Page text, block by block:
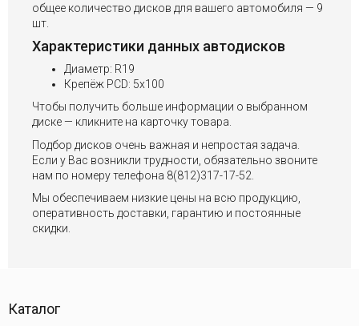
общее количество дисков для вашего автомобиля — 9
шт.
Характеристики данных автодисков
Диаметр: R19
Крепёж PCD: 5x100
Чтобы получить больше информации о выбранном
диске — кликните на карточку товара.
Подбор дисков очень важная и непростая задача.
Если у Вас возникли трудности, обязательно звоните
нам по номеру телефона 8(812)317-17-52.
Мы обеспечиваем низкие цены на всю продукцию,
оперативность доставки, гарантию и постоянные
скидки.
Каталог